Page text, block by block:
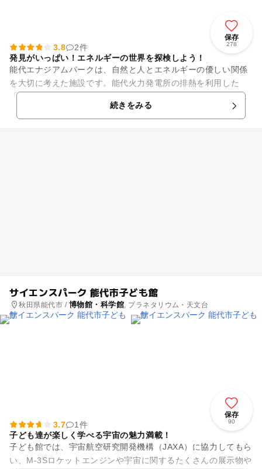
保存
278
3.8
2件
発見がいっぱい！エネルギーの世界を探検しよう！
能代エナジアムパークは、自然と人とエネルギーの優しい関係
を大切に考えた施設です。能代火力発電所の排熱を利用した
「熱帯植物園」や、地球やエネルギーのことについて学べる
「エネルギーの森」など、遊びな...
続きをみる
サイエンスパーク 能代市子ども館
秋田県能代市 / 博物館・科学館, プラネタリウム・天文台
保存
90
3.7
1件
子ども達が楽しく学べる宇宙の魅力満載！
子ども館では、宇宙航空研究開発機構（JAXA）に協力してもら
い、M-3Sロケットエンジンや宇宙に関するたくさんの展示物や